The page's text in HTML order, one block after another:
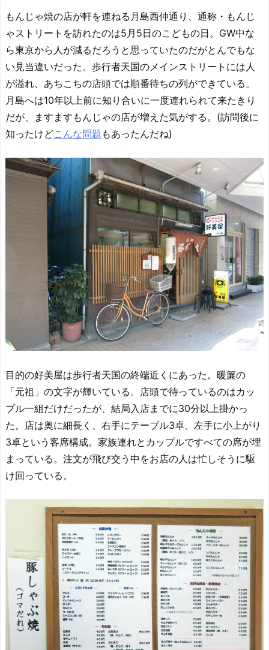
もんじゃ焼の店が軒を連ねる月島西仲通り、通称・もんじ
ゃストリートを訪れたのは5月5日のこどもの日。GW中な
ら東京から人が減るだろうと思っていたのだがとんでもな
い見当違いだった。歩行者天国のメインストリートには人
が溢れ、あちこちの店頭では順番待ちの列ができている。
月島へは10年以上前に知り合いに一度連れられて来たきり
だが、ますますもんじゃの店が増えた気がする。(訪問後に
知ったけどこんな問題 もあったんだね)
目的の好美屋は歩行者天国の終端近くにあった。暖簾の
「元祖」の文字が輝いている。店頭で待っているのはカッ
プル一組だけだったが、結局入店までに30分以上掛かっ
た。店は奥に細長く、右手にテーブル3卓、左手に小上がり
3卓という客席構成。家族連れとカップルですべての席が埋
まっている。注文が飛び交う中をお店の人は忙しそうに駆
け回っている。